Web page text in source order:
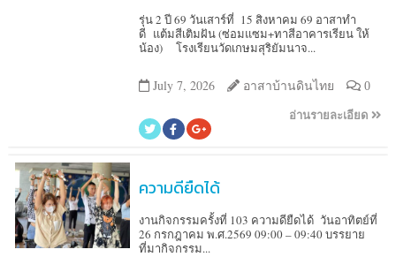
รุ่น 2 ปี 69 วันเสาร์ที่ 15 สิงหาคม 69 อาสาทำ
ดี แต้มสีเติมฝัน (ซ่อมแซม+ทาสีอาคารเรียน ให้
น้อง) โรงเรียนวัดเกษมสุริยัมนาจ...
July 7, 2026 อาสาบ้านดินไทย 0
อ่านรายละเอียด
ความดียืดได้
งานกิจกรรมครั้งที่ 103 ความดียืดได้ วันอาทิตย์ที่
26 กรกฎาคม พ.ศ.2569 09:00 – 09:40 บรรยาย
ที่มากิจกรรม...